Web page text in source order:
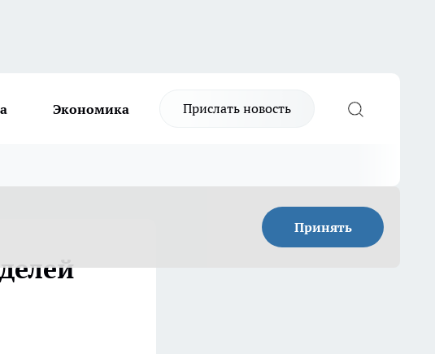
Экономика Прислать новость
Принять